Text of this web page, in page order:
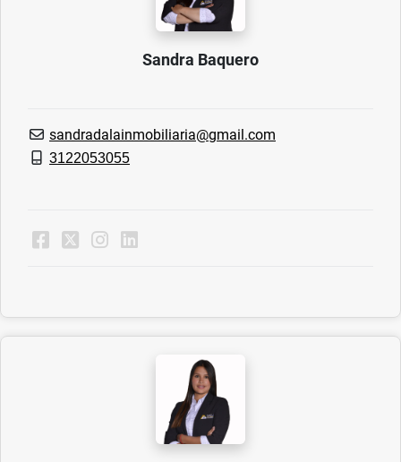
Sandra Baquero
sandradalainmobiliaria@gmail.com
3122053055